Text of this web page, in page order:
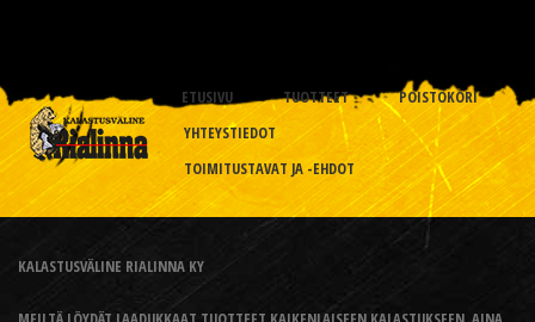
ETUSIVU TUOTTEET
POISTOKORI
YHTEYSTIEDOT
TOIMITUSTAVAT JA -EHDOT
KALASTUSVÄLINE RIALINNA KY